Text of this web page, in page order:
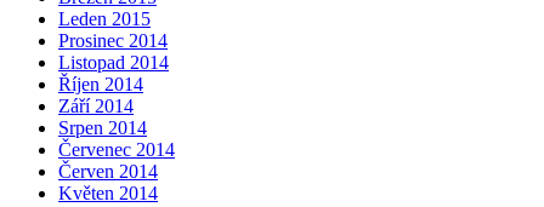
Leden 2015
Prosinec 2014
Listopad 2014
Říjen 2014
Září 2014
Srpen 2014
Červenec 2014
Červen 2014
Květen 2014